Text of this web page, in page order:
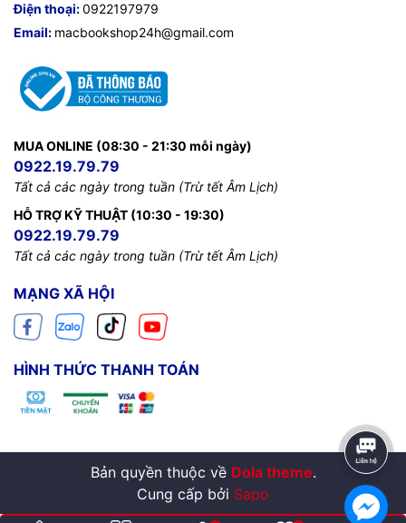
Điện thoại:0922197979
Email: macbookshop24h@gmail.com
MUA ONLINE (08:30 - 21:30 mỗi ngày)
0922.19.79.79
Tất cả các ngày trong tuần (Trừ tết Âm Lịch)
HỖ TRỢ KỸ THUẬT (10:30 - 19:30)
0922.19.79.79
Tất cả các ngày trong tuần (Trừ tết Âm Lịch)
MẠNG XÃ HỘI
HÌNH THỨC THANH TOÁN
Bản quyền thuộc về Dola theme.
Cung cấp bởi Sapo